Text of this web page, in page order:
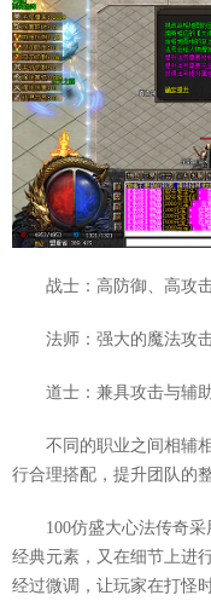
战士：高防御、高攻
法师：强大的魔法攻
道士：兼具攻击与辅
不同的职业之间相辅
行合理搭配，提升团队的
100仿盛大心法传奇
经典元素，又在细节上进
经过微调，让玩家在打怪